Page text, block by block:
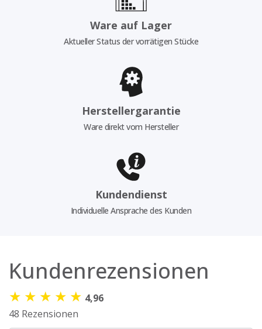
Ware auf Lager
Aktueller Status der vorrätigen Stücke
Herstellergarantie
Ware direkt vom Hersteller
Kundendienst
Individuelle Ansprache des Kunden
Kundenrezensionen
★ ★ ★ ★ ★ 4,96
48 Rezensionen